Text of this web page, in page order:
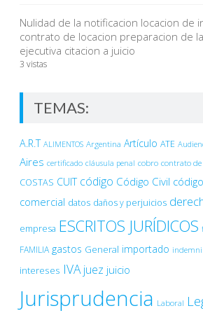
Nulidad de la notificacion locacion de
contrato de locacion preparacion de
ejecutiva citacion a juicio
3 vistas
TEMAS:
A.R.T ALIMENTOS Argentina Artículo ATE
Aires certificado cláusula penal cobro contrato de
COSTAS CUIT código Código Civil
comercial datos daños y perjuicios
empresa ESCRITOS JURÍDICOS
FAMILIA gastos General importado
intereses IVA juez juicio
Jurisprudencia Laboral